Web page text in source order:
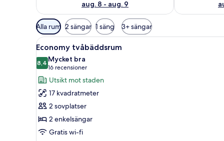
aug. 8 - aug. 9
Tillgängliga
filter
för
rum
Alla rum 2 sängar 1 säng 3+ sängar
Öppna
alla
foton
för
Economy
tvåbäddsrum
Ett hotellrum med två
7
Economy tvåbäddsrum
8,48,4 av 10
Mycket bra
16 recensioner
(16 recensioner)
Utsikt mot staden
17 kvadratmeter
2 sovplatser
2 enkelsängar
Gratis wi-fi